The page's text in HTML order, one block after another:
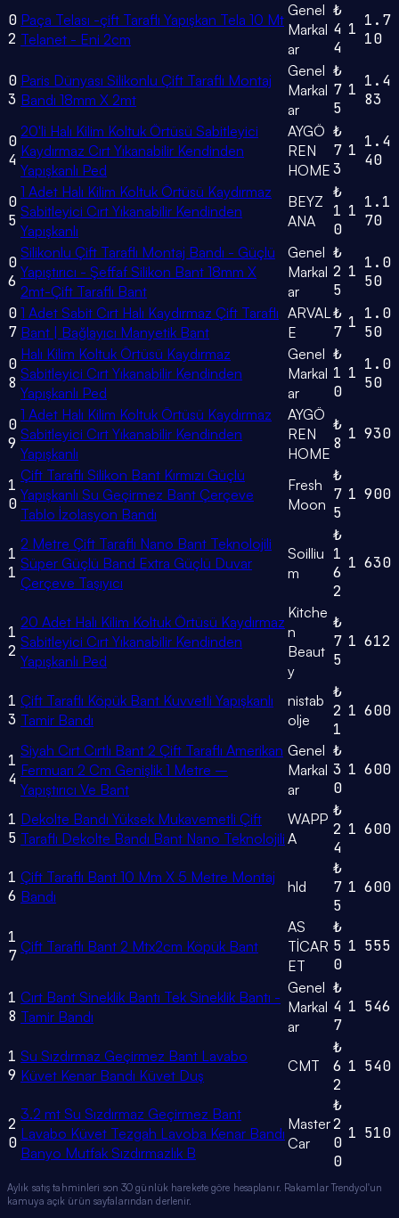
0
2
Paça Telası -çift Taraflı Yapışkan Tela 10 Mt
Telanet - Eni 2cm
Genel
Markal
ar
₺
4
4
1 1.7
10
0
3
Paris Dünyası Silikonlu Çift Taraflı Montaj
Bandı 18mm X 2mt
Genel
Markal
ar
₺
7
5
1 1.4
83
0
4
20'li Halı Kilim Koltuk Örtüsü Sabitleyici
Kaydırmaz Cırt Yıkanabilir Kendinden
Yapışkanlı Ped
AYGÖ
REN
HOME
₺
7
3
1 1.4
40
0
5
1 Adet Halı Kilim Koltuk Örtüsü Kaydırmaz
Sabitleyici Cırt Yıkanabilir Kendinden
Yapışkanlı
BEYZ
ANA
₺
1
0
1 1.1
70
0
6
Silikonlu Çift Taraflı Montaj Bandı - Güçlü
Yapıştırıcı - Şeffaf Silikon Bant 18mm X
2mt-Çift Taraflı Bant
Genel
Markal
ar
₺
2
5
1 1.0
50
0
7
1 Adet Sabit Cırt Halı Kaydırmaz Çift Taraflı
Bant | Bağlayıcı Manyetik Bant
ARVAL
E
₺
7
1 1.0
50
0
8
Halı Kilim Koltuk Örtüsü Kaydırmaz
Sabitleyici Cırt Yıkanabilir Kendinden
Yapışkanlı Ped
Genel
Markal
ar
₺
1
0
1 1.0
50
0
9
1 Adet Halı Kilim Koltuk Örtüsü Kaydırmaz
Sabitleyici Cırt Yıkanabilir Kendinden
Yapışkanlı
AYGÖ
REN
HOME
₺
8
1 930
1
0
Çift Taraflı Silikon Bant Kırmızı Güçlü
Yapışkanlı Su Geçirmez Bant Çerçeve
Tablo İzolasyon Bandı
Fresh
Moon
₺
7
5
1 900
1
1
2 Metre Çift Taraflı Nano Bant Teknolojili
Süper Güçlü Band Extra Güçlü Duvar
Çerçeve Taşıyıcı
Soilliu
m
₺
1
6
2
1 630
1
2
20 Adet Halı Kilim Koltuk Örtüsü Kaydırmaz
Sabitleyici Cırt Yıkanabilir Kendinden
Yapışkanlı Ped
Kitche
n
Beaut
y
₺
7
5
1 612
1
3
Çift Taraflı Köpük Bant Kuvvetli Yapışkanlı
Tamir Bandı
nistab
olje
₺
2
1
1 600
1
4
Siyah Cırt Cırtlı Bant 2 Çift Taraflı Amerikan
Fermuarı 2 Cm Genişlik 1 Metre –
Yapıştırıcı Ve Bant
Genel
Markal
ar
₺
3
0
1 600
1
5
Dekolte Bandı Yüksek Mukavemetli Çift
Taraflı Dekolte Bandı Bant Nano Teknolojili
WAPP
A
₺
2
4
1 600
1
6
Çift Taraflı Bant 10 Mm X 5 Metre Montaj
Bandı
hld
₺
7
5
1 600
1
7 Çift Taraflı Bant 2 Mtx2cm Köpük Bant
AS
TİCAR
ET
₺
5
0
1 555
1
8
Cırt Bant Sineklik Bantı Tek Sineklik Bantı -
Tamir Bandı
Genel
Markal
ar
₺
4
7
1 546
1
9
Su Sızdırmaz Geçirmez Bant Lavabo
Küvet Kenar Bandı Küvet Duş
CMT
₺
6
2
1 540
2
0
3.2 mt Su Sızdırmaz Geçirmez Bant
Lavabo Küvet Tezgah Lavoba Kenar Bandı
Banyo Mutfak Sızdırmazlık B
Master
Car
₺
2
0
0
1 510
Aylık satış tahminleri son 30 günlük harekete göre hesaplanır. Rakamlar Trendyol'un
kamuya açık ürün sayfalarından derlenir.